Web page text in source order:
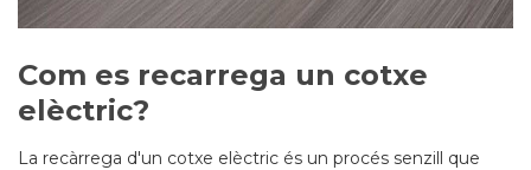
Com es recarrega un cotxe
elèctric?
La recàrrega d'un cotxe elèctric és un procés senzill que